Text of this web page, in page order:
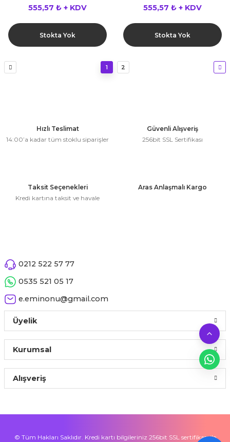
555,57 ₺ + KDV
Stokta Yok
555,57 ₺ + KDV
Stokta Yok
1 2
Hızlı Teslimat
14:00’a kadar tüm stoklu siparişler
Güvenli Alışveriş
256bit SSL Sertifikası
Taksit Seçenekleri
Kredi kartına taksit ve havale
Aras Anlaşmalı Kargo
0212 522 57 77
0535 521 05 17
e.eminonu@gmail.com
Üyelik
Kurumsal
Alışveriş
© Tüm Hakları Saklıdır. Kredi kartı bilgileriniz 256bit SSL sertifikası ile